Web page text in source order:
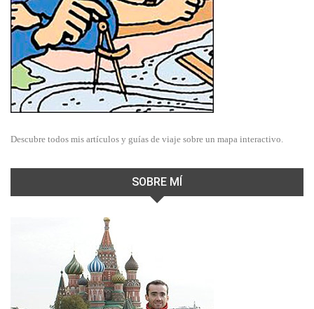
Descubre todos mis artículos y guías de viaje sobre un mapa interactivo.
SOBRE MÍ